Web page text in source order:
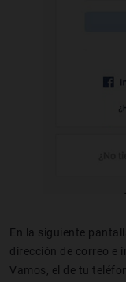
En la siguiente
dirección de correo e
Vamos, el de tu